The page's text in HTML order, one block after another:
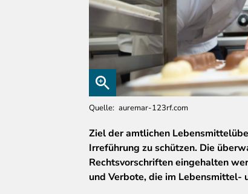
Quelle auremar-123rf.com
Zielder amtlichen
Irreführung zu schützen. Die
Rechtsvorschriften eingehalten
und Verbote, die im